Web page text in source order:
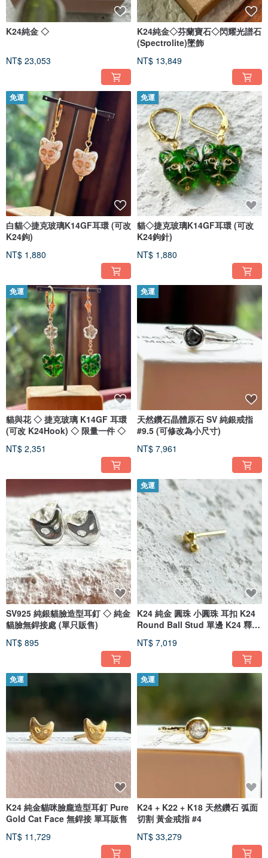
K24純金 ◇
NT$ 23,053
K24純金◇芬蘭寶石◇閃耀光譜石
(Spectrolite)墜飾
NT$ 13,849
免運
白貓◇捷克玻璃K14GF耳環 (可改
K24鉤)
NT$ 1,880
免運
貓◇捷克玻璃K14GF耳環 (可改
K24鉤針)
NT$ 1,880
免運
貓與花 ◇ 捷克玻璃 K14GF 耳環
(可改 K24Hook) ◇ 限量一件 ◇
NT$ 2,351
免運
天然鑽石晶體原石 SV 純銀戒指
#9.5 (可修改為小尺寸)
NT$ 7,961
SV925 純銀貓臉造型耳釘 ◇ 純金
貓臉無銲接處 (單只販售)
NT$ 895
免運
K24 純金 圓珠 小圓珠 耳扣 K24
Round Ball Stud 單邊 K24 釋迦
NT$ 7,019
免運
K24 純金貓咪臉龐造型耳釘 Pure
Gold Cat Face 無銲接 單耳販售
NT$ 11,729
免運
K24 + K22 + K18 天然鑽石 弧面
切割 黃金戒指 #4
NT$ 33,279